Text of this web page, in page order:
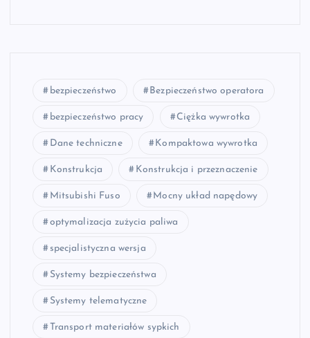
bezpieczeństwo Bezpieczeństwo operatora
bezpieczeństwo pracy Ciężka wywrotka
Dane techniczne Kompaktowa wywrotka
Konstrukcja Konstrukcja i przeznaczenie
Mitsubishi Fuso Mocny układ napędowy
optymalizacja zużycia paliwa
specjalistyczna wersja
Systemy bezpieczeństwa
Systemy telematyczne
Transport materiałów sypkich